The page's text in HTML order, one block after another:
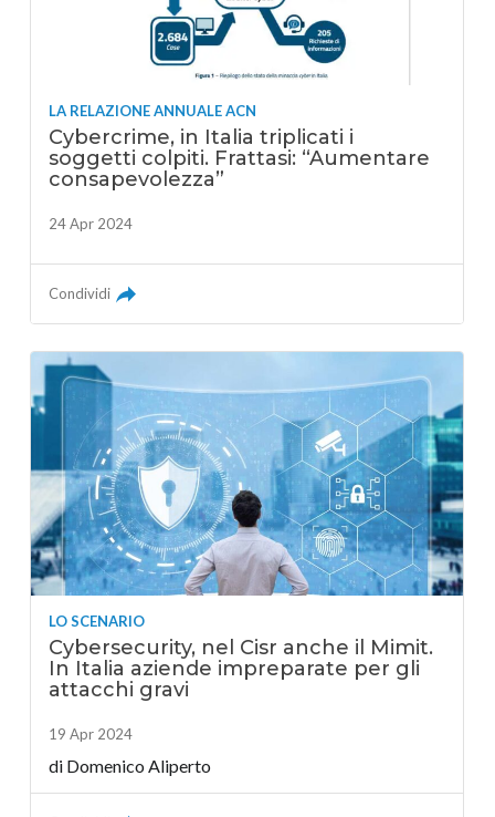
LA RELAZIONE ANNUALE ACN
Cybercrime, in Italia triplicati i
soggetti colpiti. Frattasi: “Aumentare
consapevolezza”
24 Apr 2024
Condividi
LO SCENARIO
Cybersecurity, nel Cisr anche il Mimit.
In Italia aziende impreparate per gli
attacchi gravi
19 Apr 2024
di Domenico Aliperto